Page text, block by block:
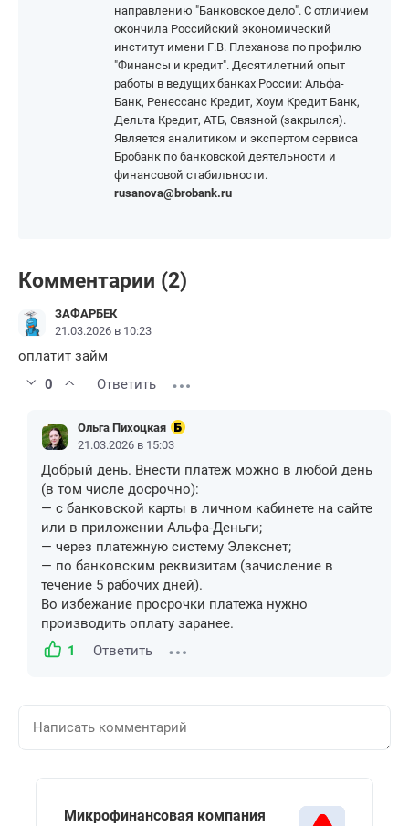
направлению "Банковское дело". С отличием
окончила Российский экономический
институт имени Г.В. Плеханова по профилю
"Финансы и кредит". Десятилетний опыт
работы в ведущих банках России: Альфа-
Банк, Ренессанс Кредит, Хоум Кредит Банк,
Дельта Кредит, АТБ, Связной (закрылся).
Является аналитиком и экспертом сервиса
Бробанк по банковской деятельности и
финансовой стабильности.
rusanova@brobank.ru
Комментарии (2)
ЗАФАРБЕК
21.03.2026 в 10:23
оплатит займ
0
Ответить
Ольга Пихоцкая
21.03.2026 в 15:03
Добрый день. Внести платеж можно в любой день
(в том числе досрочно):
— с банковской карты в личном кабинете на сайте
или в приложении Альфа-Деньги;
— через платежную систему Элекснет;
— по банковским реквизитам (зачисление в
течение 5 рабочих дней).
Во избежание просрочки платежа нужно
производить оплату заранее.
1
Ответить
Микрофинансовая компания